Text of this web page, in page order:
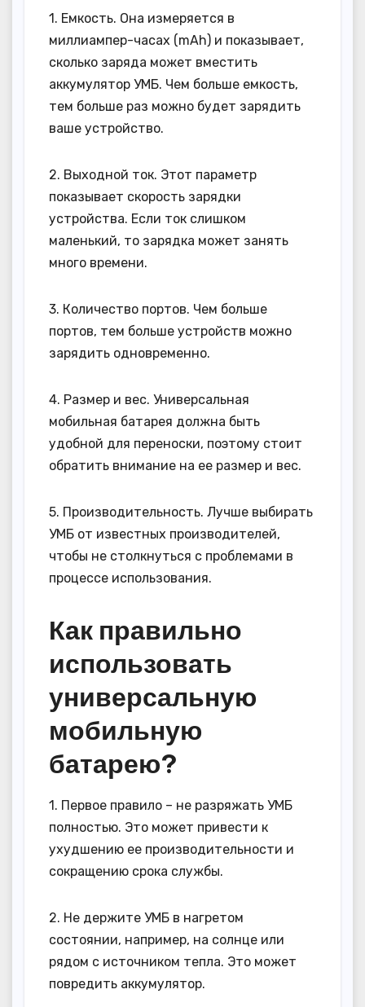
1. Емкость. Она измеряется в
миллиампер-часах (mAh) и показывает,
сколько заряда может вместить
аккумулятор УМБ. Чем больше емкость,
тем больше раз можно будет зарядить
ваше устройство.
2. Выходной ток. Этот параметр
показывает скорость зарядки
устройства. Если ток слишком
маленький, то зарядка может занять
много времени.
3. Количество портов. Чем больше
портов, тем больше устройств можно
зарядить одновременно.
4. Размер и вес. Универсальная
мобильная батарея должна быть
удобной для переноски, поэтому стоит
обратить внимание на ее размер и вес.
5. Производительность. Лучше выбирать
УМБ от известных производителей,
чтобы не столкнуться с проблемами в
процессе использования.
Как правильно
использовать
универсальную
мобильную
батарею?
1. Первое правило – не разряжать УМБ
полностью. Это может привести к
ухудшению ее производительности и
сокращению срока службы.
2. Не держите УМБ в нагретом
состоянии, например, на солнце или
рядом с источником тепла. Это может
повредить аккумулятор.